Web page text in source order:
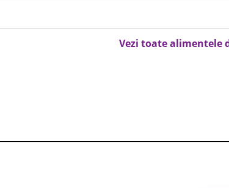
Vezi toate alimentele